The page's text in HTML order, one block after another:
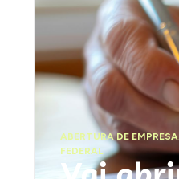
ABERTURA DE EMPRESA
FEDERAL